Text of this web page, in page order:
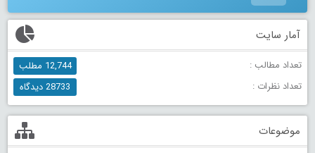
آمار سایت
تعداد مطالب :
12,744 مطلب
تعداد نظرات :
28733 دیدگاه
موضوعات